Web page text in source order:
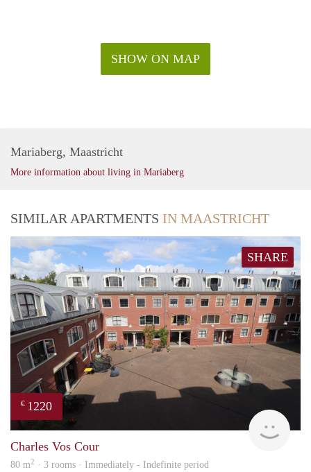
SHOW ON MAP
Mariaberg, Maastricht
More information about living in Mariaberg
SIMILAR APARTMENTS IN MAASTRICHT
SHARE
€ 1220
Charles Vos Cour
80 m2 · 3 rooms · Immediately - Indefinite period